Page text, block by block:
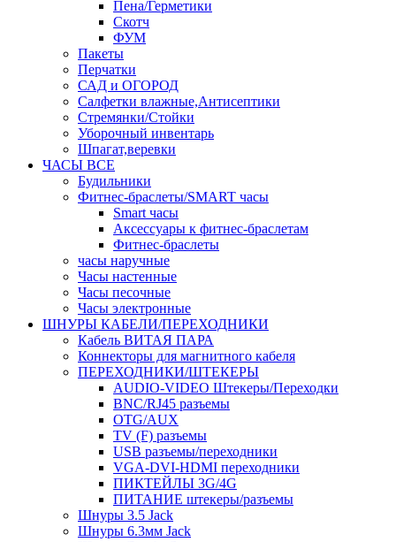
Пена/Герметики
Скотч
ФУМ
Пакеты
Перчатки
САД и ОГОРОД
Салфетки влажные,Антисептики
Стремянки/Стойки
Уборочный инвентарь
Шпагат,веревки
ЧАСЫ ВСЕ
Будильники
Фитнес-браслеты/SMART часы
Smart часы
Аксессуары к фитнес-браслетам
Фитнес-браслеты
часы наручные
Часы настенные
Часы песочные
Часы электронные
ШНУРЫ КАБЕЛИ/ПЕРЕХОДНИКИ
Кабель ВИТАЯ ПАРА
Коннекторы для магнитного кабеля
ПЕРЕХОДНИКИ/ШТЕКЕРЫ
AUDIO-VIDEO Штекеры/Переходки
BNC/RJ45 разъемы
OTG/AUX
TV (F) разъемы
USB разъемы/переходники
VGA-DVI-HDMI переходники
ПИКТЕЙЛЫ 3G/4G
ПИТАНИЕ штекеры/разъемы
Шнуры 3.5 Jack
Шнуры 6.3мм Jack